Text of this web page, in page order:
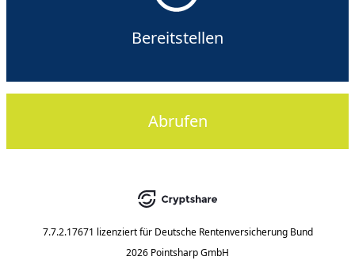
Bereitstellen
Abrufen
7.7.2.17671 lizenziert für Deutsche Rentenversicherung Bund
2026 Pointsharp GmbH